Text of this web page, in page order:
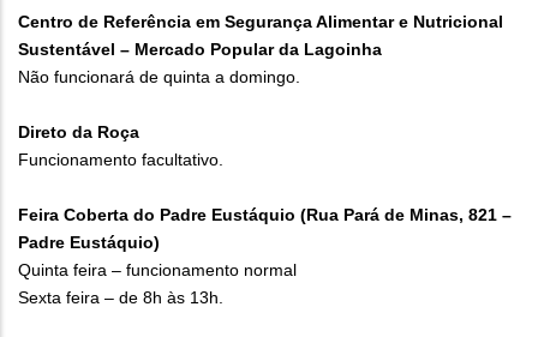
Centro de Referência em Segurança Alimentar e Nutricional
Sustentável – Mercado Popular da Lagoinha
Não funcionará de quinta a domingo.
Direto da Roça
Funcionamento facultativo.
Feira Coberta do Padre Eustáquio (Rua Pará de Minas, 821 –
Padre Eustáquio)
Quinta feira – funcionamento normal
Sexta feira – de 8h às 13h.